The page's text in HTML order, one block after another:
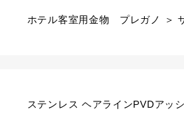
ホテル客室用金物 プレガノ ＞
ステンレス ヘアラインPVDアッ